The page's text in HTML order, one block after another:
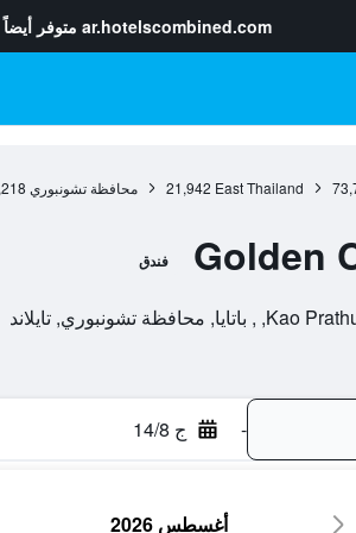
ar.hotelscombined.com متوفر أيضاً
East Thailand
21,942 محافظة تشونبوري
Golden فندق
- ج 14/8
أغسطس 2026